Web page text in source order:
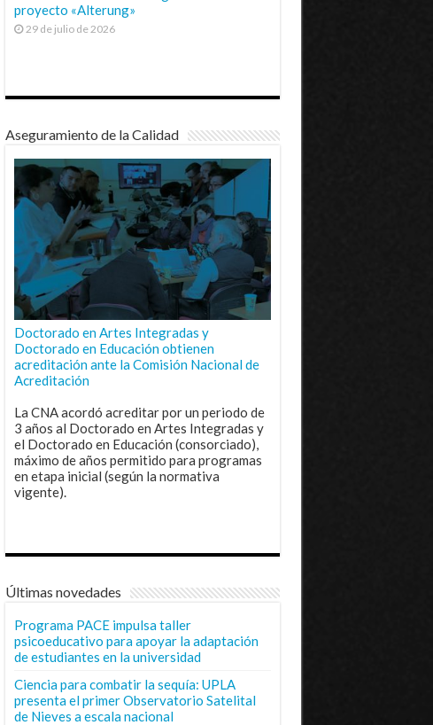
proyecto «Alterung»
29 de julio de 2026
Aseguramiento de la Calidad
Doctorado en Artes Integradas y
Doctorado en Educación obtienen
acreditación ante la Comisión Nacional de
Acreditación
La CNA acordó acreditar por un periodo de
3 años al Doctorado en Artes Integradas y
el Doctorado en Educación (consorciado),
máximo de años permitido para programas
en etapa inicial (según la normativa
vigente).
Últimas novedades
Programa PACE impulsa taller
psicoeducativo para apoyar la adaptación
de estudiantes en la universidad
Ciencia para combatir la sequía: UPLA
presenta el primer Observatorio Satelital
de Nieves a escala nacional